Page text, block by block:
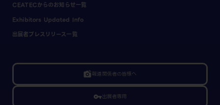
CEATECからのお知らせ一覧
Exhibitors Updated Info
出展者プレスリリース一覧
linked_camera報道関係者の皆様へ
vpn_key出展者専用